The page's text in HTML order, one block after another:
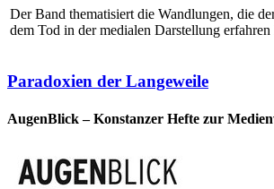
Der Band thematisiert die Wandlungen, die
dem Tod in der medialen Darstellung erfahren
Paradoxien der Langeweile
AugenBlick – Konstanzer Hefte zur